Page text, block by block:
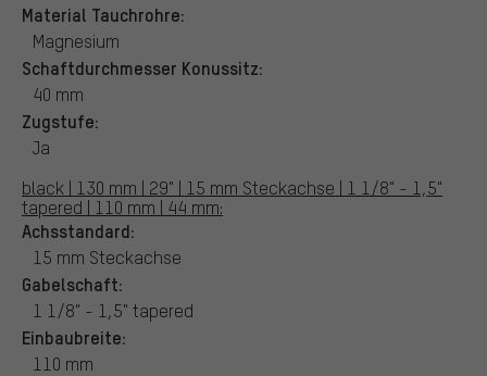
Material Tauchrohre:
Magnesium
Schaftdurchmesser Konussitz:
40 mm
Zugstufe:
Ja
black | 130 mm | 29" | 15 mm Steckachse | 1 1/8" - 1,5"
tapered | 110 mm | 44 mm:
Achsstandard:
15 mm Steckachse
Gabelschaft:
1 1/8" - 1,5" tapered
Einbaubreite:
110 mm